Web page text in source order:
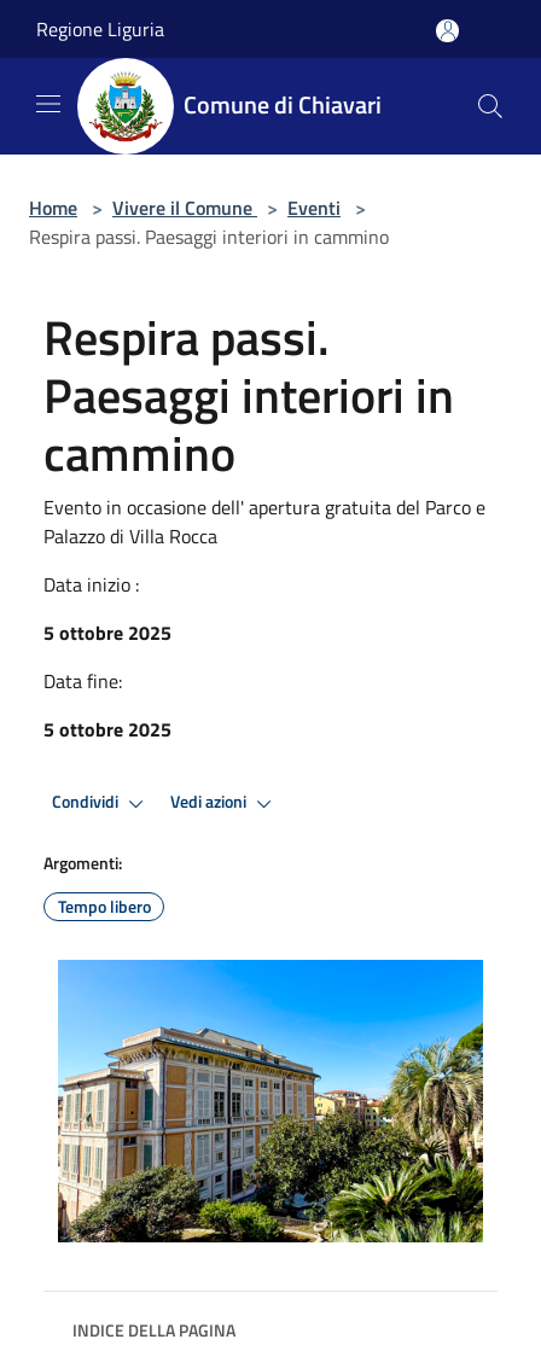
Regione Liguria
Comune di Chiavari
Home > Vivere il Comune > Eventi >
Respira passi. Paesaggi interiori in cammino
Respira passi.
Paesaggi interiori in
cammino
Evento in occasione dell' apertura gratuita del Parco e
Palazzo di Villa Rocca
Data inizio :
5 ottobre 2025
Data fine:
5 ottobre 2025
Condividi Vedi azioni
Argomenti:
Tempo libero
INDICE DELLA PAGINA